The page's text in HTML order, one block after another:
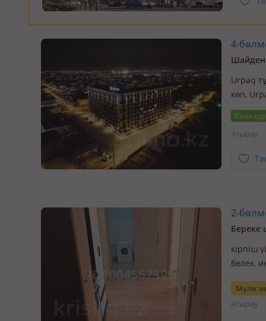
4-
Шайден
Urpaq
көп,
Жаңа
Атырау
2-
Береке
кірпіш
бөлек,
камера
Мүлік
Атырау